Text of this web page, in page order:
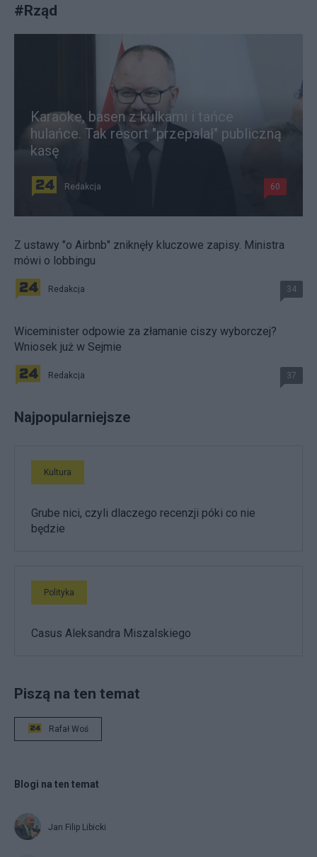
#Rząd
Karaoke, basen z kulkami i tańce
hulańce. Tak resort "przepalał" publiczną
kasę
Redakcja 60
Z ustawy "o Airbnb" zniknęły kluczowe zapisy. Ministra
mówi o lobbingu
Redakcja 34
Wiceminister odpowie za złamanie ciszy wyborczej?
Wniosek już w Sejmie
Redakcja 37
Najpopularniejsze
Kultura
Grube nici, czyli dlaczego recenzji póki co nie
będzie
Polityka
Casus Aleksandra Miszalskiego
Piszą na ten temat
Rafał Woś
Blogi na ten temat
Jan Filip Libicki